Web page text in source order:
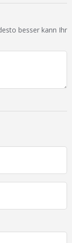
besser kann Ihr